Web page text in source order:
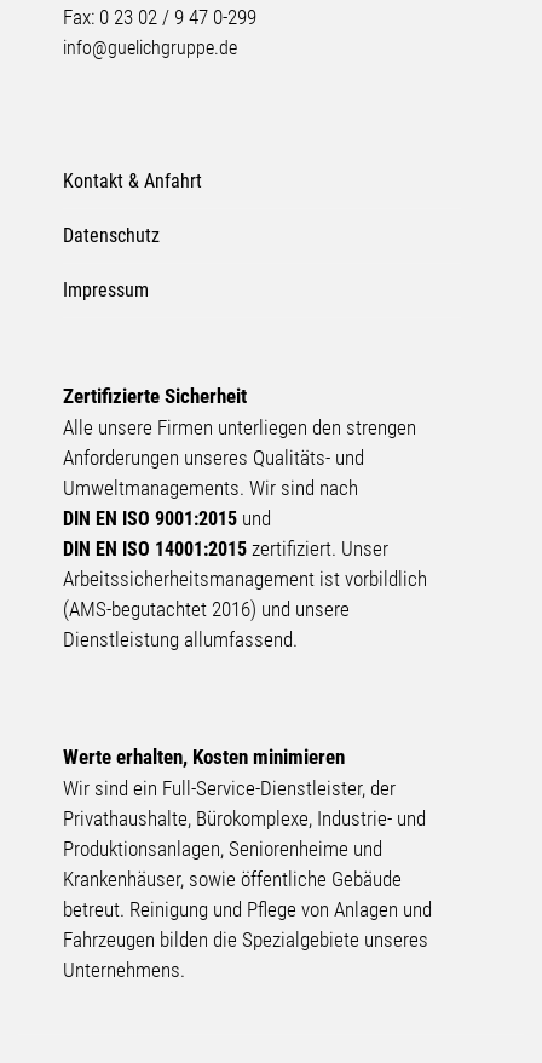
Fax: 0 23 02 / 9 47 0-299
info@guelichgruppe.de
Kontakt & Anfahrt
Datenschutz
Impressum
Zertifizierte Sicherheit
Alle unsere Firmen unterliegen den strengen
Anforderungen unseres Qualitäts- und
Umweltmanagements. Wir sind nach
DIN EN ISO 9001:2015 und
DIN EN ISO 14001:2015zertifiziert. Unser
Arbeits­sicherheits­management ist vorbildlich
(AMS-begutachtet 2016) und unsere
Dienstleistung allumfassend.
Werte erhalten, Kosten minimieren
Wir sind ein Full-Service-Dienstleister, der
Privathaushalte, Bürokomplexe, Industrie- und
Produktionsanlagen, Seniorenheime und
Krankenhäuser, sowie öffentliche Gebäude
betreut. Reinigung und Pflege von Anlagen und
Fahrzeugen bilden die Spezialgebiete unseres
Unternehmens.